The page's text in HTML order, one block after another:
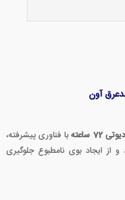
آون
72 ساعته
با فناوری پیشرفته،
می‌کنند و از ایجاد بوی نامطبوع جلوگیری